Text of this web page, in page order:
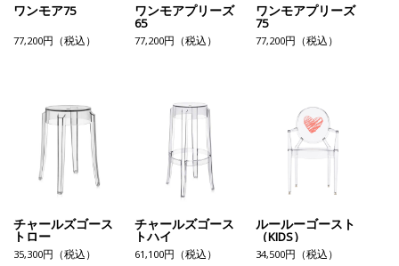
ワンモア75
77,200円（税込）
ワンモアプリーズ
65
77,200円（税込）
ワンモアプリーズ
75
77,200円（税込）
チャールズゴース
トロー
35,300円（税込）
チャールズゴース
トハイ
61,100円（税込）
ルールーゴースト
（KIDS）
34,500円（税込）